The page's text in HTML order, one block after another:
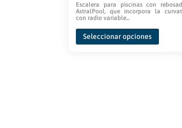
de
precios:
desde
€589,50
Escalera para piscinas con
AstralPool, que incorpora la
con radio variable...
Seleccionar opciones